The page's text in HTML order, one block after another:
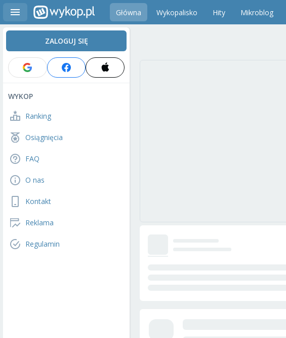
Główna Wykopalisko Hity Mikroblog
ZALOGUJ SIĘ
WYKOP
Ranking
Osiągnięcia
FAQ
O nas
Kontakt
Reklama
Regulamin